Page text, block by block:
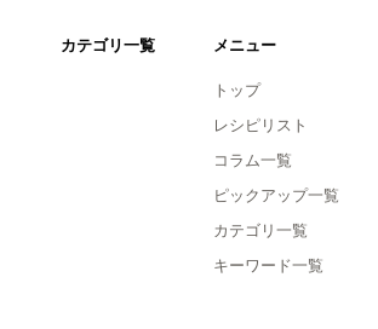
カテゴリ一覧 メニュー
トップ
レシピリスト
コラム一覧
ピックアップ一覧
カテゴリ一覧
キーワード一覧